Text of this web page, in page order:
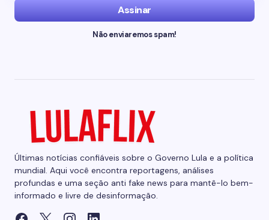
Assinar
Não enviaremos spam!
Últimas notícias confiáveis sobre o Governo Lula e a política
mundial. Aqui você encontra reportagens, análises
profundas e uma seção anti fake news para mantê-lo bem-
informado e livre de desinformação.